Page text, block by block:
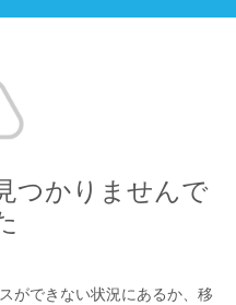
つかりませんで
ができない状況にあるか、 移